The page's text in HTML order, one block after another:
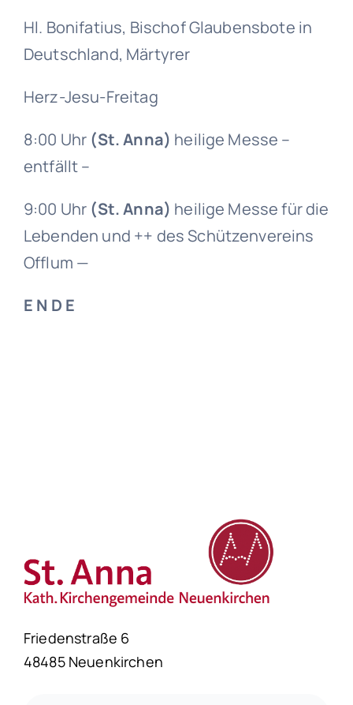
Hl. Bonifatius, Bischof Glaubensbote in
Deutschland, Märtyrer
Herz-Jesu-Freitag
8:00 Uhr (St. Anna) heilige Messe –
entfällt –
9:00 Uhr (St. Anna) heilige Messe für die
Lebenden und ++ des Schützenvereins
Offlum —
E N D E
Friedenstraße 6
48485 Neuenkirchen